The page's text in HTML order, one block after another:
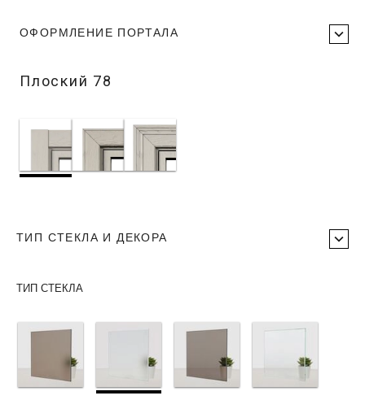
ОФОРМЛЕНИЕ ПОРТАЛА
Плоский 78
ТИП СТЕКЛА И ДЕКОРА
ТИП СТЕКЛА